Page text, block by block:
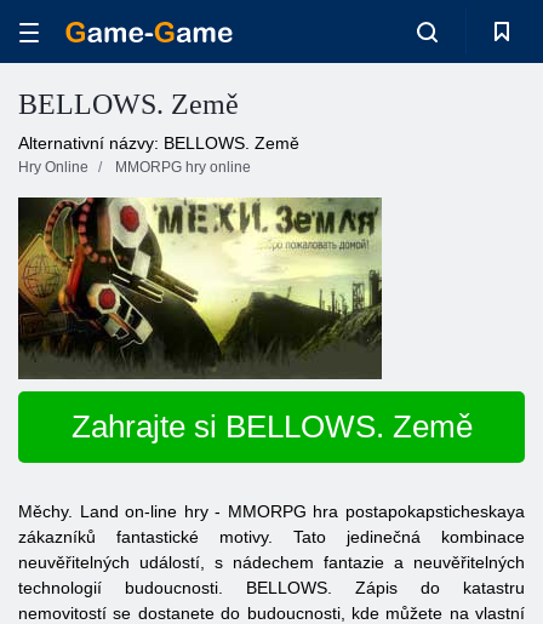
BELLOWS. Země
Alternativní názvy: BELLOWS. Země
Hry Online MMORPG hry online
Zahrajte si BELLOWS. Země
Měchy. Land on-line hry - MMORPG hra postapokapsticheskaya
zákazníků fantastické motivy. Tato jedinečná kombinace
neuvěřitelných událostí, s nádechem fantazie a neuvěřitelných
technologií budoucnosti. BELLOWS. Zápis do katastru
nemovitostí se dostanete do budoucnosti, kde můžete na vlastní